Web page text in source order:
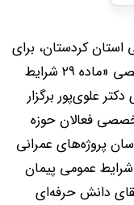
کردستان، برای
نخستین‌بار در سطح استان، دوره تخصصی «ماده ۲۹ شرایط
علوی‌پور برگزار
فعالان حوزه
پروژه‌های عمرانی
با ابعاد حقوقی، فنی و اجرایی ماده ۲۹ شرایط عمومی پیمان
دانش حرفه‌ای